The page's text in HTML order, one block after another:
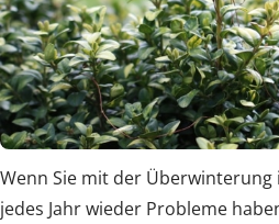
Wenn Sie mit der Überwinterung
jedes Jahr wieder Probleme